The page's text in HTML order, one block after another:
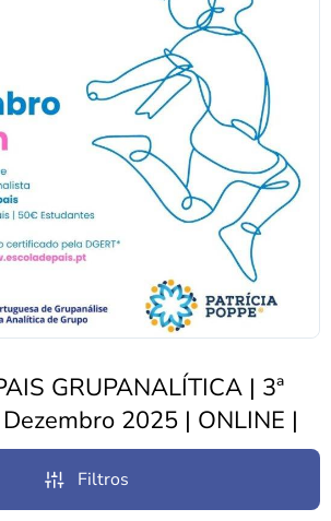
GRUPANALÍTICA | 3ª
2025 | ONLINE |
2025
Filtros